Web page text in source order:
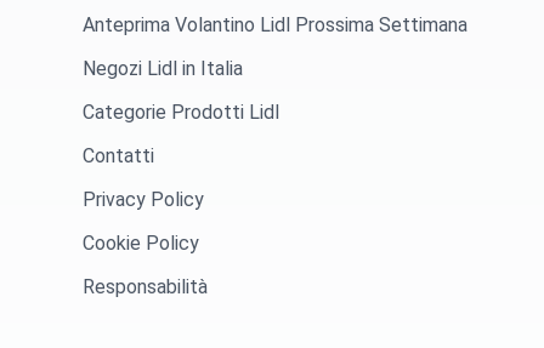
Anteprima Volantino Lidl Prossima Settimana
Negozi Lidl in Italia
Categorie Prodotti Lidl
Contatti
Privacy Policy
Cookie Policy
Responsabilità